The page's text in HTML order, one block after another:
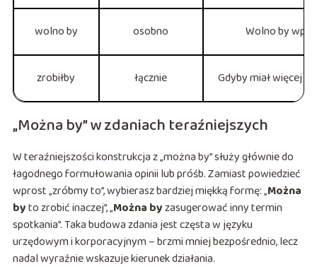
wolno by osobno Wolno by
zrobiłby łącznie Gdyby miał więcej
„Można by” w zdaniach teraźniejszych
W teraźniejszości konstrukcja z „można by” służy głównie do
łagodnego formułowania opinii lub próśb. Zamiast powiedzieć
wprost „zróbmy to”, wybierasz bardziej miękką formę: „Można
byto zrobić inaczej”, „Można byzasugerować inny termin
spotkania”. Taka budowa zdania jest częsta w języku
urzędowym i korporacyjnym – brzmi mniej bezpośrednio, lecz
nadal wyraźnie wskazuje kierunek działania.